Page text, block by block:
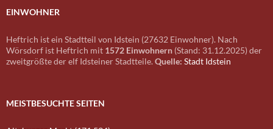
EINWOHNER
Heftrich ist ein Stadtteil von Idstein (27632 Einwohner). Nach
Wörsdorf ist Heftrich mit 1572 Einwohnern (Stand: 31.12.2025) der
zweitgrößte der elf Idsteiner Stadtteile. Quelle: Stadt Idstein
MEISTBESUCHTE SEITEN